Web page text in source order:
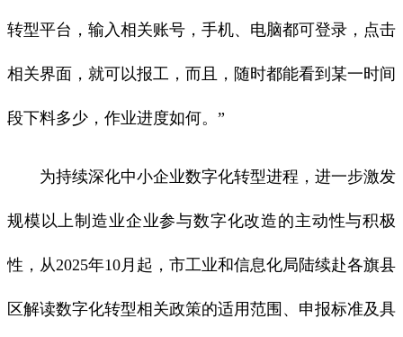
转型平台，输入相关账号，手机、电脑都可登录，点击
相关界面，就可以报工，而且，随时都能看到某一时间
段下料多少，作业进度如何。”
为持续深化中小企业数字化转型进程，进一步激发
规模以上制造业企业参与数字化改造的主动性与积极
性，从2025年10月起，市工业和信息化局陆续赴各旗县
区解读数字化转型相关政策的适用范围、申报标准及具